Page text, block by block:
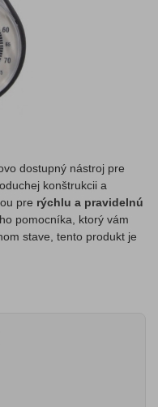
dostupný nástroj pre
konštrukcii a
pre rýchlu a pravidelnú
pomocníka, ktorý vám
stave, tento produkt je